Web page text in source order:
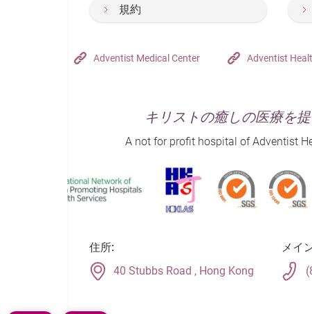
規約
Adventist Medical Center Adventist
キリストの癒しの医療を
A not for profit hospital of Adventist
住所:
40 Stubbs Road , Hong Kong
メイ